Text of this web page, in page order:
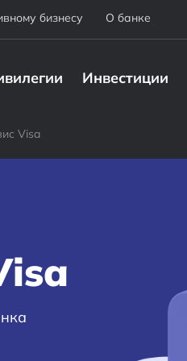
бизнесу О банке
Инвестиции
Visa